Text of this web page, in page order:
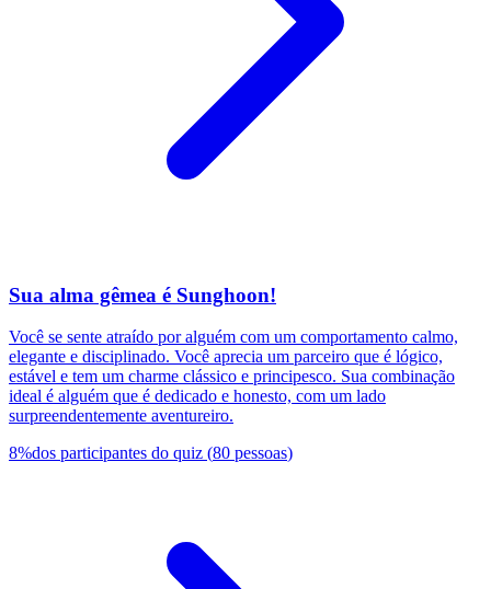
Sua alma gêmea é Sunghoon!
Você se sente atraído por alguém com um comportamento calmo,
elegante e disciplinado. Você aprecia um parceiro que é lógico,
estável e tem um charme clássico e principesco. Sua combinação
ideal é alguém que é dedicado e honesto, com um lado
surpreendentemente aventureiro.
8%dos participantes do quiz (80 pessoas)